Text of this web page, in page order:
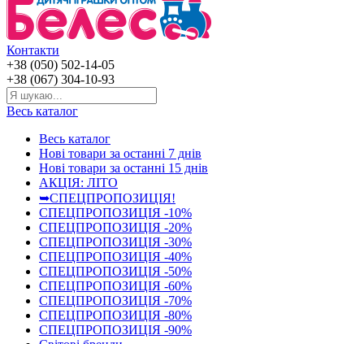
Контакти
+38 (050) 502-14-05
+38 (067) 304-10-93
Весь каталог
Весь каталог
Нові товари за останнi 7 днiв
Нові товари за останнi 15 днiв
АКЦІЯ: ЛІТО
➥СПЕЦПРОПОЗИЦІЯ!
СПЕЦПРОПОЗИЦІЯ -10%
СПЕЦПРОПОЗИЦІЯ -20%
СПЕЦПРОПОЗИЦІЯ -30%
СПЕЦПРОПОЗИЦІЯ -40%
СПЕЦПРОПОЗИЦІЯ -50%
СПЕЦПРОПОЗИЦІЯ -60%
СПЕЦПРОПОЗИЦІЯ -70%
СПЕЦПРОПОЗИЦІЯ -80%
СПЕЦПРОПОЗИЦІЯ -90%